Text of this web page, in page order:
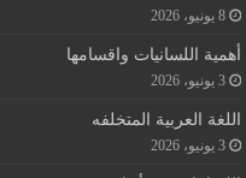
8 يونيو، 2026
أهمية اللسانيات واقسامها
3 يونيو، 2026
اللغة العربية المتخلفه
3 يونيو، 2026